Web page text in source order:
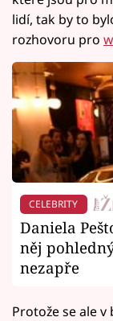
lidí, tak by to
rozhovoru pro
CELEBRITY
Daniela
něj
nezapře
Protože se ale